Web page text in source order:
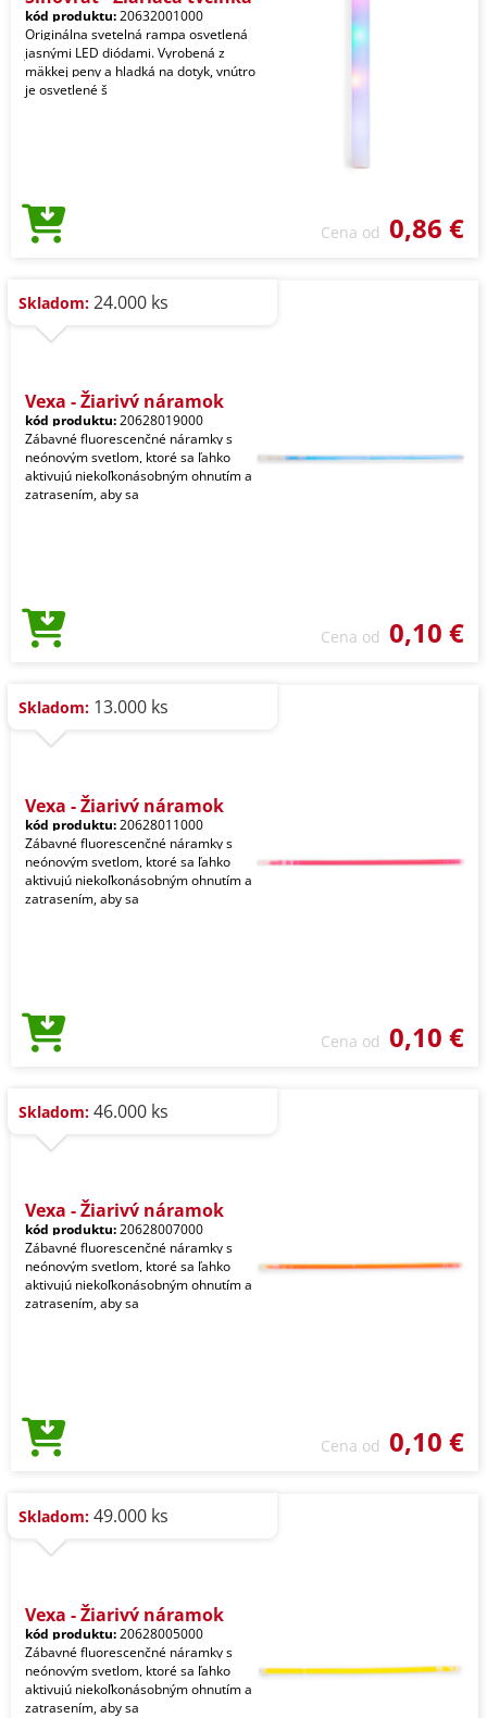
kód produktu:20632001000
Originálna svetelná rampa osvetlená
jasnými LED diódami. Vyrobená z
mäkkej peny a hladká na dotyk, vnútro
je osvetlené š
Cena od 0,86 €
Skladom: 24.000 ks
Vexa - Žiarivý náramok
kód produktu:20628019000
Zábavné fluorescenčné náramky s
neónovým svetlom, ktoré sa ľahko
aktivujú niekoľkonásobným ohnutím a
zatrasením, aby sa
Cena od 0,10 €
Skladom: 13.000 ks
Vexa - Žiarivý náramok
kód produktu:20628011000
Zábavné fluorescenčné náramky s
neónovým svetlom, ktoré sa ľahko
aktivujú niekoľkonásobným ohnutím a
zatrasením, aby sa
Cena od 0,10 €
Skladom: 46.000 ks
Vexa - Žiarivý náramok
kód produktu:20628007000
Zábavné fluorescenčné náramky s
neónovým svetlom, ktoré sa ľahko
aktivujú niekoľkonásobným ohnutím a
zatrasením, aby sa
Cena od 0,10 €
Skladom: 49.000 ks
Vexa - Žiarivý náramok
kód produktu:20628005000
Zábavné fluorescenčné náramky s
neónovým svetlom, ktoré sa ľahko
aktivujú niekoľkonásobným ohnutím a
zatrasením, aby sa